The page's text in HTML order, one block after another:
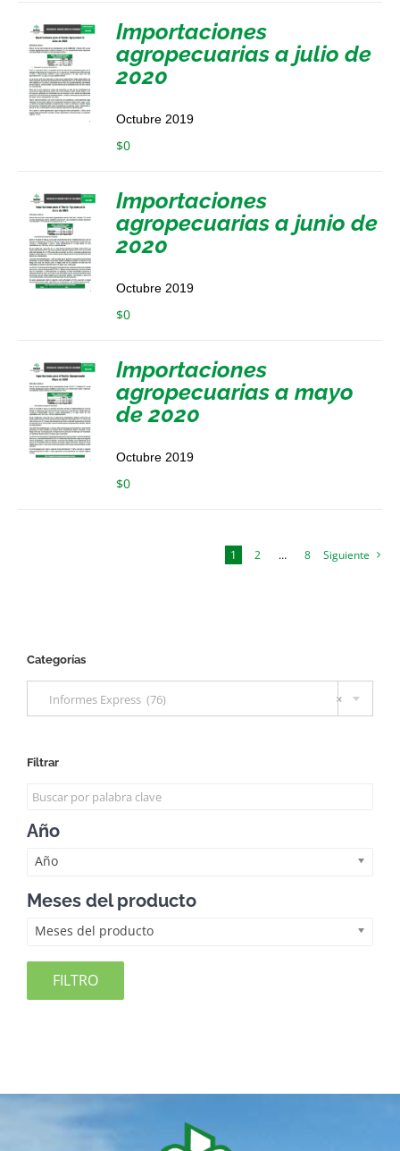
Importaciones
agropecuarias a julio de
2020
Octubre 2019
$0
Importaciones
agropecuarias a junio de
2020
Octubre 2019
$0
Importaciones
agropecuarias a mayo
de 2020
Octubre 2019
$0
1 2 … 8 Siguiente
Categorías
×
Informes Express (76)
Filtrar
Año
Año
Meses del producto
Meses del producto
FILTRO